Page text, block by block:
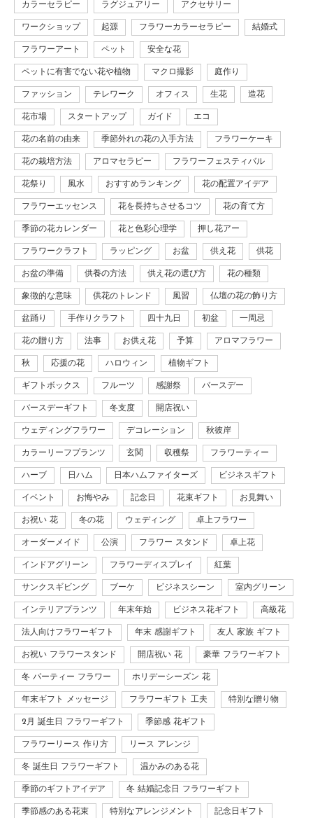
カラーセラピー ラグジュアリー アクセサリー
ワークショップ 起源 フラワーカラーセラピー 結婚式
フラワーアート ペット 安全な花
ペットに有害でない花や植物 マクロ撮影 庭作り
ファッション テレワーク オフィス 生花 造花
花市場 スタートアップ ガイド エコ
花の名前の由来 季節外れの花の入手方法 フラワーケーキ
花の栽培方法 アロマセラピー フラワーフェスティバル
花祭り 風水 おすすめランキング 花の配置アイデア
フラワーエッセンス 花を長持ちさせるコツ 花の育て方
季節の花カレンダー 花と色彩心理学 押し花アー
フラワークラフト ラッピング お盆 供え花 供花
お盆の準備 供養の方法 供え花の選び方 花の種類
象徴的な意味 供花のトレンド 風習 仏壇の花の飾り方
盆踊り 手作りクラフト 四十九日 初盆 一周忌
花の贈り方 法事 お供え花 予算 アロマフラワー
秋 応援の花 ハロウィン 植物ギフト
ギフトボックス フルーツ 感謝祭 バースデー
バースデーギフト 冬支度 開店祝い
ウェディングフラワー デコレーション 秋彼岸
カラーリーフプランツ 玄関 収穫祭 フラワーティー
ハーブ 日ハム 日本ハムファイターズ ビジネスギフト
イベント お悔やみ 記念日 花束ギフト お見舞い
お祝い 花 冬の花 ウェディング 卓上フラワー
オーダーメイド 公演 フラワー スタンド 卓上花
インドアグリーン フラワーディスプレイ 紅葉
サンクスギビング ブーケ ビジネスシーン 室内グリーン
インテリアプランツ 年末年始 ビジネス花ギフト 高級花
法人向けフラワーギフト 年末 感謝ギフト 友人 家族 ギフト
お祝い フラワースタンド 開店祝い 花 豪華 フラワーギフト
冬 パーティー フラワー ホリデーシーズン 花
年末ギフト メッセージ フラワーギフト 工夫 特別な贈り物
2月 誕生日 フラワーギフト 季節感 花ギフト
フラワーリース 作り方 リース アレンジ
冬 誕生日 フラワーギフト 温かみのある花
季節のギフトアイデア 冬 結婚記念日 フラワーギフト
季節感のある花束 特別なアレンジメント 記念日ギフト